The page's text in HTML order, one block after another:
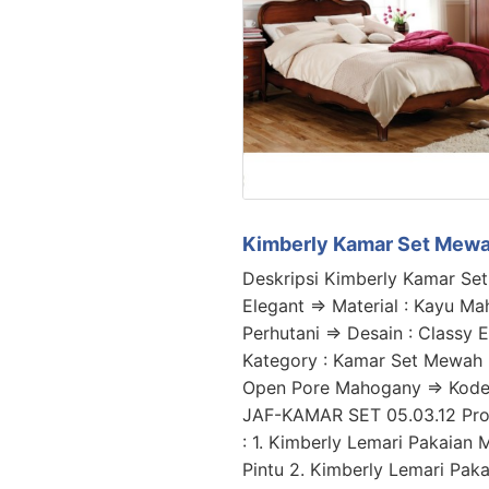
Kimberly Kamar Set
Deskripsi Kimberly Kamar
Elegant => Material : Kayu
Perhutani => Desain : Classy
Kategory : Kamar Set Mewah
Open Pore Mahogany =>
JAF-KAMAR SET 05.03.12
: 1. Kimberly Lemari Pakaian
Pintu 2. Kimberly Lemari